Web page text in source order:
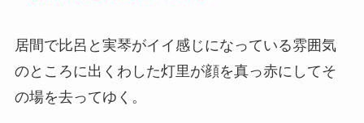
居間で比呂と実琴がイイ感じになっている雰囲気
のところに出くわした灯里が顔を真っ赤にしてそ
の場を去ってゆく。